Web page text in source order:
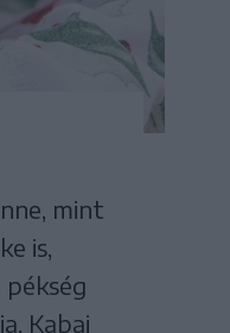
mint
is,
Kabai